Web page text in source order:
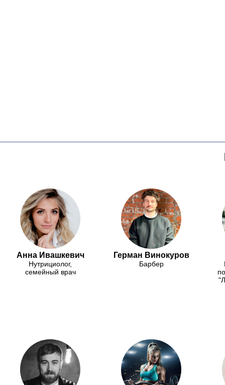
Анна Ивашкевич
Нутрициолог,
семейный врач
Герман Винокуров
Барбер